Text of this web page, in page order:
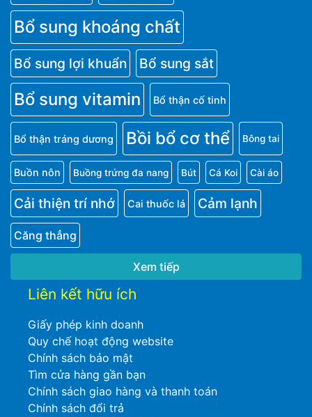
Bổ sung khoáng chất
Bổ sung lợi khuẩn Bổ sung sắt
Bổ sung vitamin Bổ thận cố tinh
Bổ thận tráng dương Bồi bổ cơ thể Bông tai
Buồn nôn Buồng trứng đa nang Bút Cá Koi Cài áo
Cải thiện trí nhớ Cai thuốc lá Cảm lạnh
Căng thẳng
Xem tiếp
Liên kết hữu ích
Giấy phép kinh doanh
Quy chế hoạt động website
Chính sách bảo mật
Tìm cửa hàng gần bạn
Chính sách giao hàng và thanh toán
Chính sách đổi trả